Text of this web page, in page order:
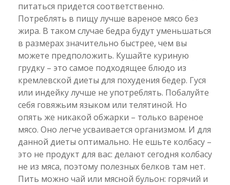
питаться придется соответственно.
Потреблять в пищу лучше вареное мясо без
жира. В таком случае бедра будут уменьшаться
в размерах значительно быстрее, чем вы
можете предположить. Кушайте куриную
грудку – это самое подходящее блюдо из
кремлевской диеты для похудения бедер. Гуся
или индейку лучше не употреблять. Побалуйте
себя говяжьим языком или телятиной. Но
опять же никакой обжарки – только вареное
мясо. Оно легче усваивается организмом. И для
данной диеты оптимально. Не ешьте колбасу –
это не продукт для вас: делают сегодня колбасу
не из мяса, поэтому полезных белков там нет.
Пить можно чай или мясной бульон: горячий и